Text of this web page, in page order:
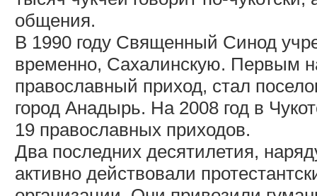
общения.
В 1990 году Священный Синод
временно, Сахалинскую. Первым
православный приход, стал
город Анадырь. На 2008 год в
19 православных приходов.
Два последних десятилетия,
активно действовали